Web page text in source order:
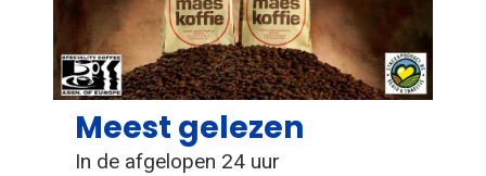
Meest gelezen
In de afgelopen 24 uur